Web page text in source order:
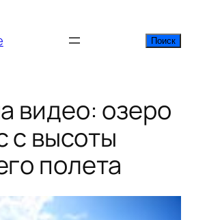
Поиск
Поиск
видео: озеро
с высоты
полета